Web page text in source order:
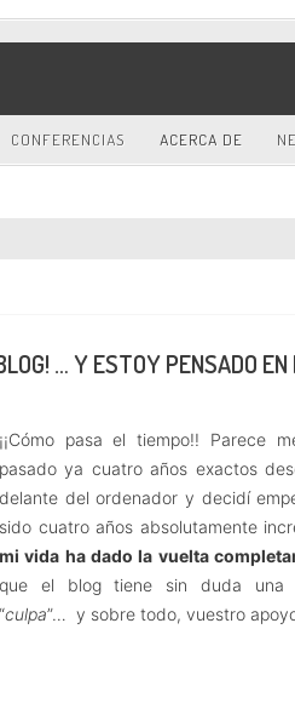
CONFERENCIAS ACERCA DE
… Y ESTOY PENSADO
¡¡Cómo pasa el tiempo!! Parece
pasado ya cuatro años exactos
delante del ordenador y decidí
sido cuatro años absolutamente
mi vida ha dado la vuelta
que el blog tiene sin duda una
“culpa”… y sobre todo, vuestro